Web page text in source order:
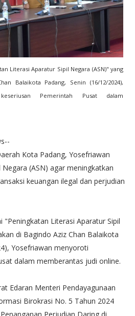
Literasi Aparatur Sipil Negara (ASN)" yang
Balaikota Padang, Senin (16/12/2024),
Pemerintah Pusat dalam
Kota Padang, Yosefriawan
(ASN) agar meningkatkan
keuangan ilegal dan perjudian
"Peningkatan Literasi Aparatur Sipil
di Bagindo Aziz Chan Balaikota
Yosefriawan menyoroti
dalam memberantas judi online.
Edaran Menteri Pendayagunaan
Birokrasi No. 5 Tahun 2024
Perjudian Daring di